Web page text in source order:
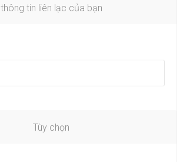
thông tin liên lạc của bạn
Tùy chọn